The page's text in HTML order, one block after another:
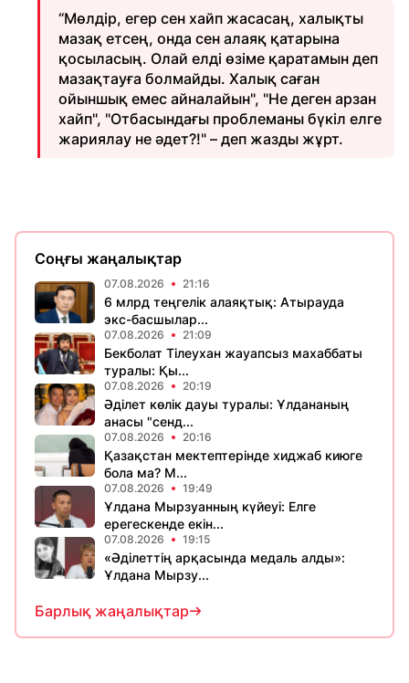
“Мөлдір, егер сен хайп жасасаң, халықты
мазақ етсең, онда сен алаяқ қатарына
қосыласың. Олай елді өзіме қаратамын деп
мазақтауға болмайды. Халық саған
ойыншық емес айналайын", "Не деген арзан
хайп", "Отбасындағы проблеманы бүкіл елге
жариялау не әдет?!" – деп жазды жұрт.
Соңғы жаңалықтар
07.08.2026 21:16
6 млрд теңгелік алаяқтық: Атырауда
экс-басшылар...
07.08.2026 21:09
Бекболат Тілеухан жауапсыз махаббаты
туралы: Қы...
07.08.2026 20:19
Әділет көлік дауы туралы: Ұлдананың
анасы "сенд...
07.08.2026 20:16
Қазақстан мектептерінде хиджаб киюге
бола ма? М...
07.08.2026 19:49
Ұлдана Мырзуанның күйеуі: Елге
ерегескенде екін...
07.08.2026 19:15
«Әділеттің арқасында медаль алды»:
Ұлдана Мырзу...
Барлық жаңалықтар